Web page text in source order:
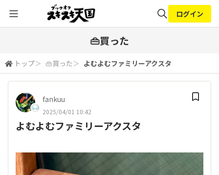
検索
ログイン
👜買った
トップ＞ 👜買った＞ よむよむファミリーアクスタ
fankuu
2025/04/01 10:42
よむよむファミリーアクスタ